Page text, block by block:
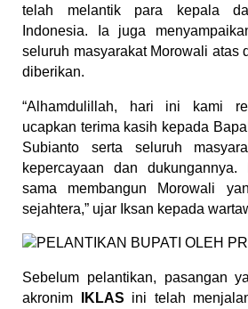
telah melantik para kepala
Indonesia. Ia juga
seluruh masyarakat Morowali atas
diberikan.
“Alhamdulillah, hari ini kami
ucapkan terima kasih kepada
Subianto serta seluruh
kepercayaan dan
sama membangun Morowali
sejahtera,” ujar Iksan kepada
Sebelum pelantikan, pasangan
akronim
IKLAS ini telah